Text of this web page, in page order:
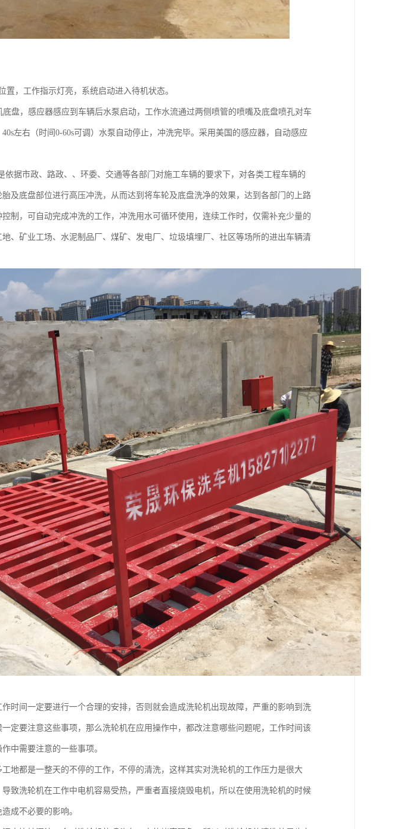
，工作指示灯亮，系统启动进入待机状态。
盘，感应器感应到车辆后水泵启动，工作水流通过两侧喷管的喷嘴及底盘喷孔对车
左右（时间0-60s可调）水泵自动停止，冲洗完毕。采用美国的感应器，自动感应
依据市政、路政、、环委、交通等各部门对施工车辆的要求下，对各类工程车辆的
及底盘部位进行高压冲洗，从而达到将车轮及底盘洗净的效果，达到各部门的上路
制，可自动完成冲洗的工作，冲洗用水可循环使用，连续工作时，仅需补充少量的
、矿业工场、水泥制品厂、煤矿、发电厂、垃圾填埋厂、社区等场所的进出车辆清
时间一定要进行一个合理的安排，否则就会造成洗轮机出现故障，严重的影响到洗
定要注意这些事项，那么洗轮机在应用操作中，都改注意哪些问题呢，工作时间该
中需要注意的一些事项。
地都是一整天的不停的工作，不停的清洗，这样其实对洗轮机的工作压力是很大
致洗轮机在工作中电机容易受热，严重者直接烧毁电机，所以在使用洗轮机的时候
成不必要的影响。